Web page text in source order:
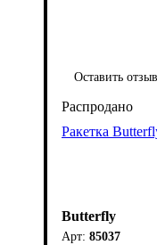
Оставить отзыв
Ракетка
Butterfly
85037